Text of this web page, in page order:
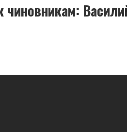
чиновникам: